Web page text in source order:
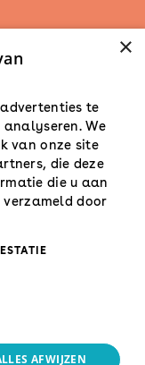
×
te
analyseren. We
van onze site
die deze
die u aan
door
AFWIJZEN